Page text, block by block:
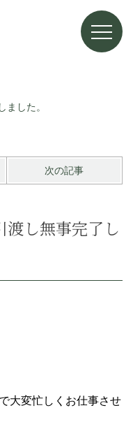
した。
次の記事
し無事完了し
大変忙しくお仕事させ